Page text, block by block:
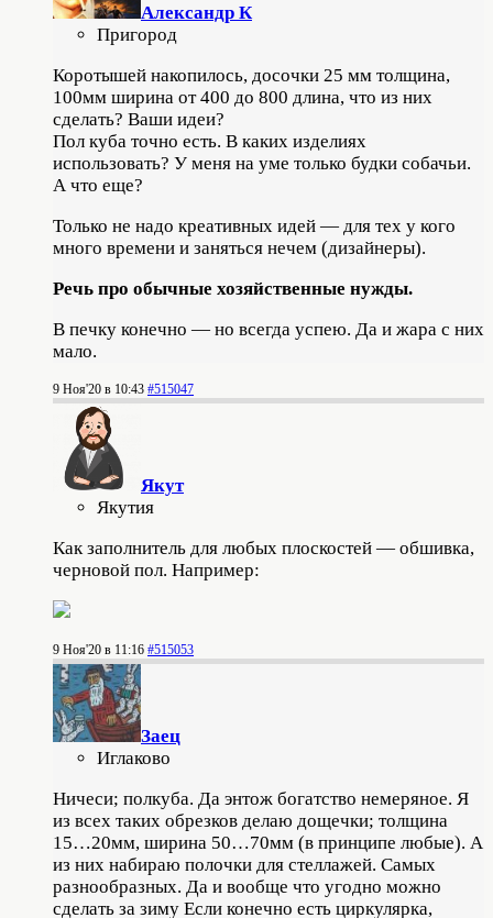
Александр К
Пригород
Коротышей накопилось, досочки 25 мм толщина,
100мм ширина от 400 до 800 длина, что из них
сделать? Ваши идеи?
Пол куба точно есть. В каких изделиях
использовать? У меня на уме только будки собачьи.
А что еще?
Только не надо креативных идей — для тех у кого
много времени и заняться нечем (дизайнеры).
Речь про обычные хозяйственные нужды.
В печку конечно — но всегда успею. Да и жара с них
мало.
9 Ноя'20 в 10:43 #515047
Якут
Якутия
Как заполнитель для любых плоскостей — обшивка,
черновой пол. Например:
9 Ноя'20 в 11:16 #515053
Заец
Иглаково
Ничеси; полкуба. Да энтож богатство немеряное. Я
из всех таких обрезков делаю дощечки; толщина
15…20мм, ширина 50…70мм (в принципе любые). А
из них набираю полочки для стеллажей. Самых
разнообразных. Да и вообще что угодно можно
сделать за зиму Если конечно есть циркулярка,